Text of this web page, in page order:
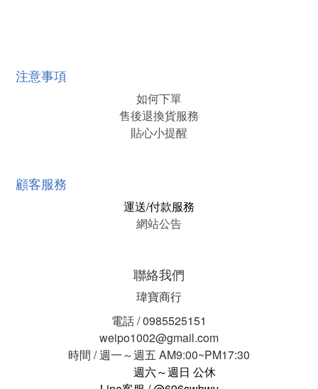
注意事項
如何下單
售後退換貨服務
貼心小提醒
顧客服務
運送/付款服務
網站公告
聯絡我們
瑋寶商行
電話 / 0985525151
weipo1002@gmail.com
時間 / 週一～週五 AM9:00~PM17:30
週六～週日 公休